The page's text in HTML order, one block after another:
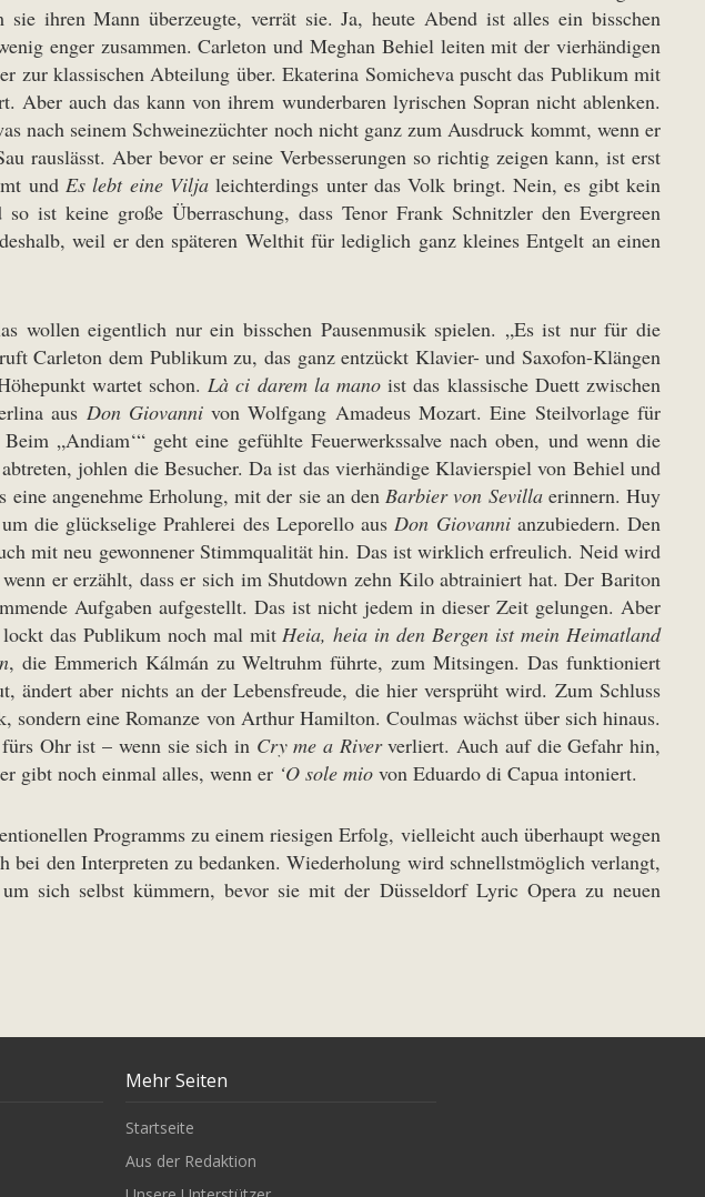
ihren Mann überzeugte, verrät sie. Ja, heute Abend ist alles ein bisschen
enger zusammen. Carleton und Meghan Behiel leiten mit der vierhändigen
zur klassischen Abteilung über. Ekaterina Somicheva puscht das Publikum mit
auch das kann von ihrem wunderbaren lyrischen Sopran nicht ablenken.
nach seinem Schweinezüchter noch nicht ganz zum Ausdruck kommt, wenn er
rauslässt. Aber bevor er seine Verbesserungen so richtig zeigen kann, ist erst
und Es lebt eine Viljaleichterdings unter das Volk bringt. Nein, es gibt kein
ist keine große Überraschung, dass Tenor Frank Schnitzler den Evergreen
weil er den späteren Welthit für lediglich ganz kleines Entgelt an einen
wollen eigentlich nur ein bisschen Pausenmusik spielen. „Es ist nur für die
Carleton dem Publikum zu, das ganz entzückt Klavier- und Saxofon-Klängen
wartet schon.Là ci darem la mano ist das klassische Duett zwischen
aus Don Giovannivon Wolfgang Amadeus Mozart. Eine Steilvorlage für
„Andiam‘“ geht eine gefühlte Feuerwerkssalve nach oben, und wenn die
johlen die Besucher. Da ist das vierhändige Klavierspiel von Behiel und
eine angenehme Erholung, mit der sie an denBarbier von Sevillaerinnern. Huy
die glückselige Prahlerei des Leporello ausDon Giovannianzubiedern. Den
mit neu gewonnener Stimmqualität hin. Das ist wirklich erfreulich. Neid wird
er erzählt, dass er sich im Shutdown zehn Kilo abtrainiert hat. Der Bariton
Aufgaben aufgestellt. Das ist nicht jedem in dieser Zeit gelungen. Aber
lockt das Publikum noch mal mitHeia, heia in den Bergen ist mein Heimatland
, die Emmerich Kálmán zu Weltruhm führte, zum Mitsingen. Das funktioniert
ändert aber nichts an der Lebensfreude, die hier versprüht wird. Zum Schluss
sondern eine Romanze von Arthur Hamilton. Coulmas wächst über sich hinaus.
Ohr ist – wenn sie sich in Cry me a Riververliert. Auch auf die Gefahr hin,
gibt noch einmal alles, wenn er ‘O sole mio von Eduardo di Capua intoniert.
Programms zu einem riesigen Erfolg, vielleicht auch überhaupt wegen
den Interpreten zu bedanken. Wiederholung wird schnellstmöglich verlangt,
sich selbst kümmern, bevor sie mit der Düsseldorf Lyric Opera zu neuen
Mehr Seiten
Startseite
Aus der Redaktion